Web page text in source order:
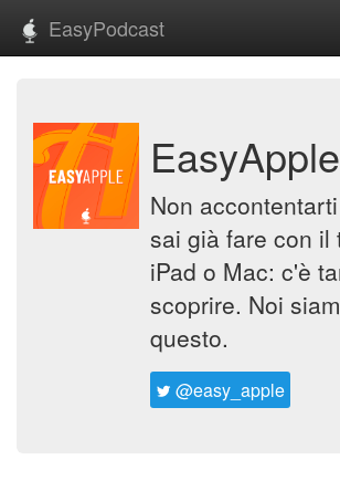
EasyPodcast
EasyApple
Non
sai già fare con il
iPad o Mac: c'è
scoprire. Noi
questo.
@easy_apple